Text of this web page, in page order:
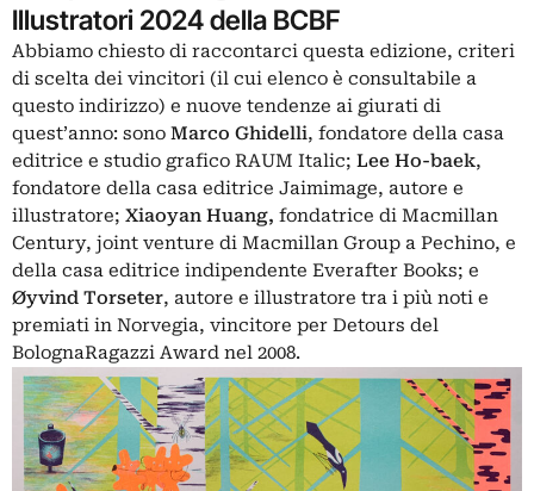
Illustratori 2024 della BCBF
Abbiamo chiesto di raccontarci questa edizione, criteri
di scelta dei vincitori (il cui elenco è consultabile a
questo indirizzo) e nuove tendenze ai giurati di
quest’anno: sono Marco Ghidelli, fondatore della casa
editrice e studio grafico RAUM Italic; Lee Ho-baek,
fondatore della casa editrice Jaimimage, autore e
illustratore; Xiaoyan Huang, fondatrice di Macmillan
Century, joint venture di Macmillan Group a Pechino, e
della casa editrice indipendente Everafter Books; e
Øyvind Torseter, autore e illustratore tra i più noti e
premiati in Norvegia, vincitore per Detours del
BolognaRagazzi Award nel 2008.